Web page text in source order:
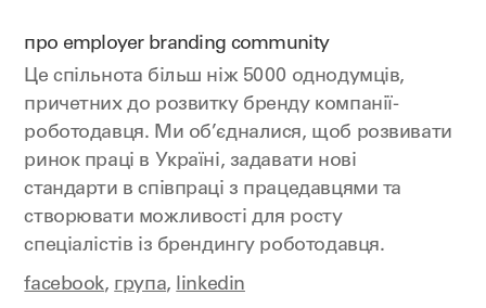
про employer branding community
Це спільнота більш ніж 5000 однодумців,
причетних до розвитку бренду компанії-
роботодавця. Ми об’єдналися, щоб розвивати
ринок праці в Україні, задавати нові
стандарти в співпраці з працедавцями та
створювати можливості для росту
спеціалістів із брендингу роботодавця.
facebook, група, linkedin